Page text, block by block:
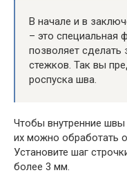
В начале и в
– это специальная
позволяет
стежков. Так вы
роспуска шва.
Чтобы внутренние
их можно обработать
Установите шаг
более 3 мм.